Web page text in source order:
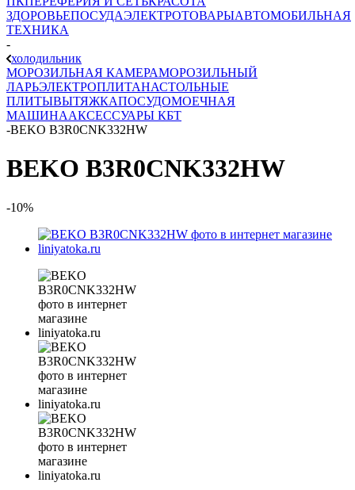
ЗДОРОВЬЕПОСУДАЭЛЕКТРОТОВАРЫАВТОМОБИЛЬНАЯ
ТЕХНИКА
-
холодильник
МОРОЗИЛЬНАЯ КАМЕРАМОРОЗИЛЬНЫЙ
ЛАРЬЭЛЕКТРОПЛИТАНАСТОЛЬНЫЕ
ПЛИТЫВЫТЯЖКАПОСУДОМОЕЧНАЯ
МАШИНААКСЕССУАРЫ КБТ
-BEKO B3R0CNK332HW
BEKO B3R0CNK332HW
-10%